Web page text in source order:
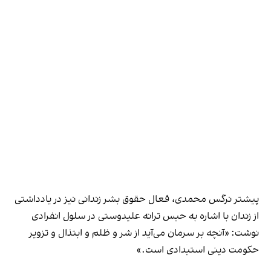
پیشتر نرگس محمدی، فعال حقوق بشر زندانی نیز در یادداشتی
از زندان با اشاره به حبس ترانه علیدوستی در سلول انفرادی
نوشت: «آنچه بر سرمان می‌آید از شر و ظلم و ابتذال و تزویر
حکومت دینی استبدادی است.»